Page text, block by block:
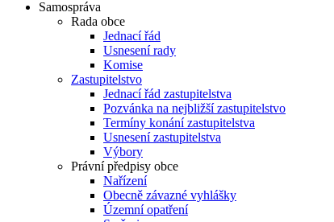
Samospráva
Rada obce
Jednací řád
Usnesení rady
Komise
Zastupitelstvo
Jednací řád zastupitelstva
Pozvánka na nejbližší zastupitelstvo
Termíny konání zastupitelstva
Usnesení zastupitelstva
Výbory
Právní předpisy obce
Nařízení
Obecně závazné vyhlášky
Územní opatření